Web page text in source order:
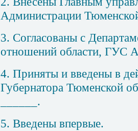
Администрации
3. Согласованы с
отношений области, ГУС
4. Приняты и введены в
Губернатора Тюменской
______.
5. Введены впервые.